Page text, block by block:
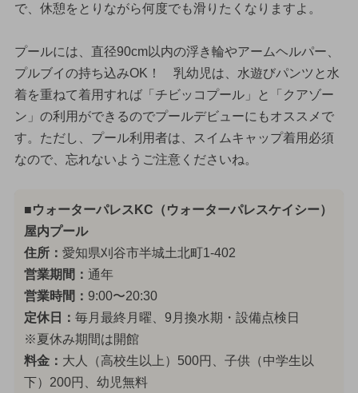
で、休憩をとりながら何度でも滑りたくなりますよ。
プールには、直径90cm以内の浮き輪やアームヘルパー、
プルブイの持ち込みOK！ 乳幼児は、水遊びパンツと水
着を重ねて着用すれば「チビッコプール」と「クアゾー
ン」の利用ができるのでプールデビューにもオススメで
す。ただし、プール利用者は、スイムキャップ着用必須
なので、忘れないようご注意くださいね。
■ウォーターパレスKC（ウォーターパレスケイシー）
屋内プール
住所： 愛知県刈谷市半城土北町1-402
営業期間： 通年
営業時間： 9:00〜20:30
定休日： 毎月最終月曜、9月換水期・設備点検日
※夏休み期間は開館
料金： 大人（高校生以上）500円、子供（中学生以
下）200円、幼児無料